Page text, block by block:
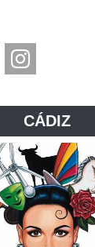
CÁDIZ